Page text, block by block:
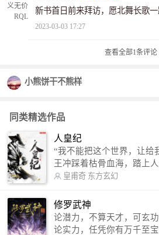
新书首日前来拜访，愿北舞长歌一
2023-03-03 17:27
查看全部1条评论
小熊饼干不熊样
同类精选作品
人皇纪
“我不能把这个世界，让给我所
王冲踩着枯骨血海，踏上
倒，扶大厦之将倾，成就了一
微博：皇甫奇（地址：
87） QQ交流群：320238210【普通群】 574501330
【VIP订阅群】 欢迎
皇甫奇 东方玄幻
修罗武神
论潜力，不算天才，可玄
论实力，任凭你有万千至